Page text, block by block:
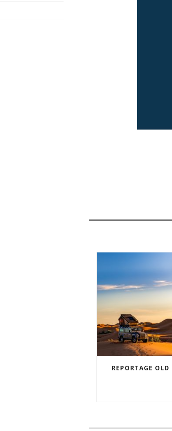
REPORTAGE OLD